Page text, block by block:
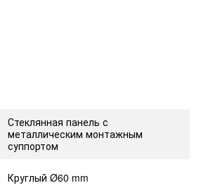
Стеклянная панель с
металлическим монтажным
суппортом
Круглый Ø60 mm